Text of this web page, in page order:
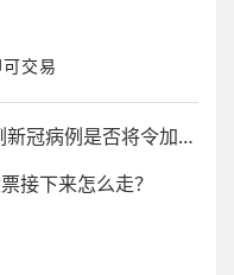
交易
亚洲市场开盘报告：新增一例新冠病例是否将令加息化为泡影？
接下来怎么走？